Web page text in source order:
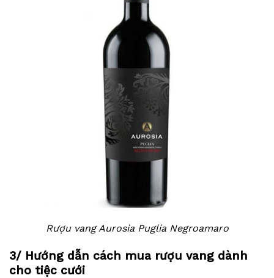
Rượu vang Aurosia Puglia Negroamaro
3/ Hướng dẫn cách mua rượu vang dành
cho tiệc cưới